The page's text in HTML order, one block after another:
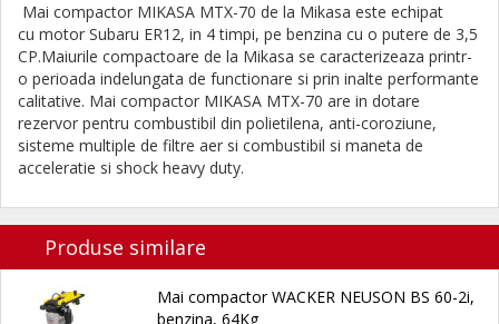
Mai compactor MIKASA MTX-70 de la Mikasa este echipat
cu motor Subaru ER12, in 4 timpi, pe benzina cu o putere de 3,5
CP.Maiurile compactoare de la Mikasa se caracterizeaza printr-
o perioada indelungata de functionare si prin inalte performante
calitative. Mai compactor MIKASA MTX-70 are in dotare
rezervor pentru combustibil din polietilena, anti-coroziune,
sisteme multiple de filtre aer si combustibil si maneta de
acceleratie si shock heavy duty.
Produse similare
Mai compactor WACKER NEUSON BS 60-2i,
benzina, 64Kg